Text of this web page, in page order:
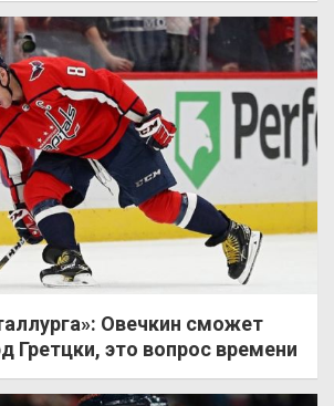
Овечкин сможет
Гретцки, это вопрос времени